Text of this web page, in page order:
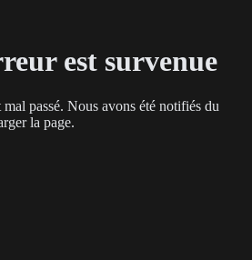
de la post-production manuelle, VEED
est survenue
passé. Nous avons été notifiés du
la page.